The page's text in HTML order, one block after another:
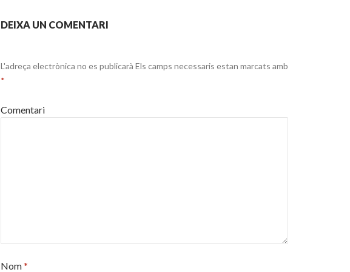
DEIXA UN COMENTARI
L'adreça electrònica no es publicarà Els camps necessaris estan marcats amb
*
Comentari
Nom*